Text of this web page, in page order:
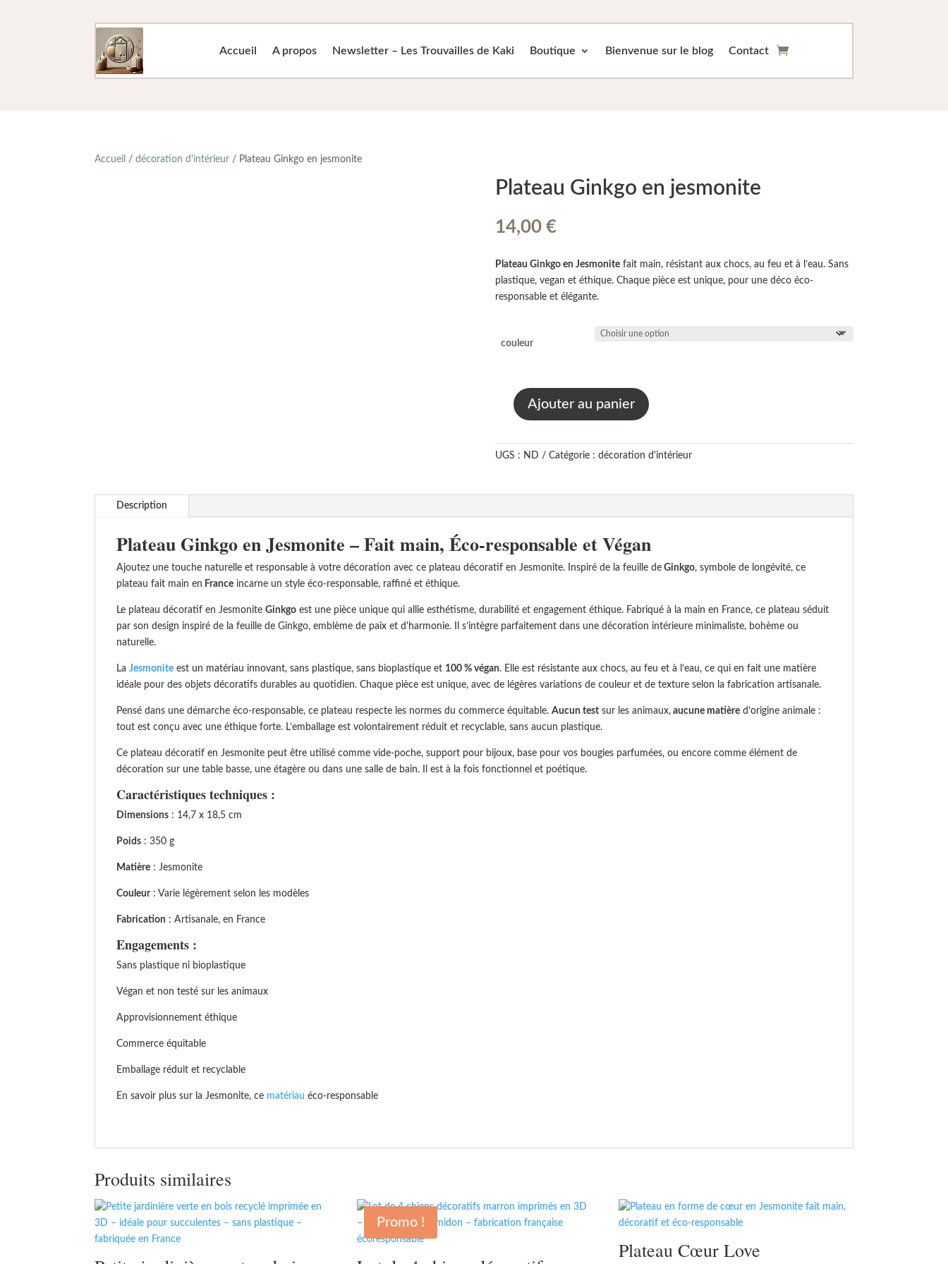
Accueil A propos Newsletter – Les Trouvailles de Kaki Boutique Bienvenue sur le blog Contact
Accueil /décoration d'intérieur / Plateau Ginkgo en jesmonite
Plateau Ginkgo en jesmonite
14,00 €
Plateau Ginkgo en Jesmonitefait main, résistant aux chocs, au feu et à l’eau. Sans
plastique, vegan et éthique. Chaque pièce est unique, pour une déco éco-
responsable et élégante.
couleur
quantité
Plateau
Ginkgo
jesmonite
Ajouter au panier
UGS : ND Catégorie : décoration d'intérieur
Description
Plateau Ginkgo en Jesmonite – Fait main, Éco-responsable et Végan
Ajoutez une touche naturelle et responsable à votre décoration avec ce plateau décoratif en Jesmonite. Inspiré de la feuille de Ginkgo, symbole de longévité, ce
plateau fait main en France incarne un style éco-responsable, raffiné et éthique.
Le plateau décoratif en JesmoniteGinkgo est une pièce unique qui allie esthétisme, durabilité et engagement éthique. Fabriqué à la main en France, ce plateau séduit
par son design inspiré de la feuille de Ginkgo, emblème de paix et d'harmonie. Il s’intègre parfaitement dans une décoration intérieure minimaliste, bohème ou
naturelle.
LaJesmonite est un matériau innovant, sans plastique, sans bioplastique et 100 % végan. Elle est résistante aux chocs, au feu et à l’eau, ce qui en fait une matière
idéale pour des objets décoratifs durables au quotidien. Chaque pièce est unique, avec de légères variations de couleur et de texture selon la fabrication artisanale.
Pensé dans une démarche éco-responsable, ce plateau respecte les normes du commerce équitable.Aucun test sur les animaux, aucune matière d’origine animale :
tout est conçu avec une éthique forte. L’emballage est volontairement réduit et recyclable, sans aucun plastique.
Ce plateau décoratif en Jesmonite peut être utilisé comme vide-poche, support pour bijoux, base pour vos bougies parfumées, ou encore comme élément de
décoration sur une table basse, une étagère ou dans une salle de bain. Il est à la fois fonctionnel et poétique.
Caractéristiques techniques :
Dimensions : 14,7 x 18,5 cm
Poids : 350 g
Matière : Jesmonite
Couleur : Varie légèrement selon les modèles
Fabrication : Artisanale, en France
Engagements :
Sans plastique ni bioplastique
Végan et non testé sur les animaux
Approvisionnement éthique
Commerce équitable
Emballage réduit et recyclable
En savoir plus sur la Jesmonite, ce matériau éco-responsable
Produits similaires
Promo !
Plateau Cœur Love